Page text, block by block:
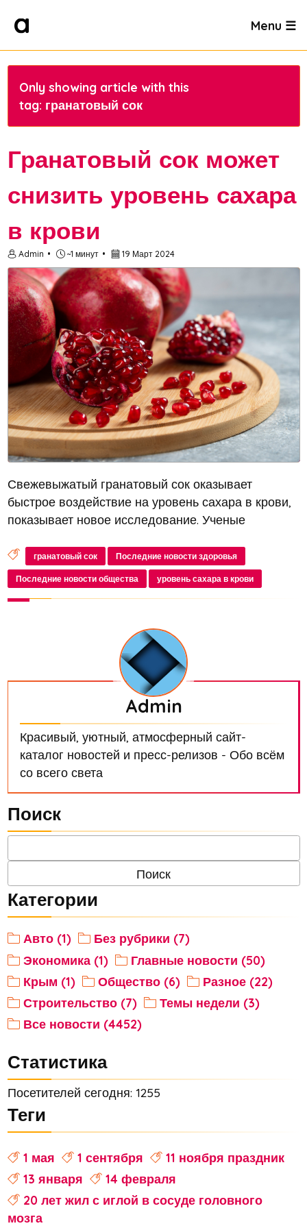
Menu ☰
Only showing article with this
tag: гранатовый сок
Гранатовый сок может
снизить уровень сахара
в крови
Admin ~1 минут 19 Март 2024
Свежевыжатый гранатовый сок оказывает
быстрое воздействие на уровень сахара в крови,
показывает новое исследование. Ученые
регулировать метаболизм глюкозы, что
способствует снижению уровня сахара уже через
15...
гранатовый сок Последние новости здоровья
Последние новости общества уровень сахара в крови
Admin
Красивый, уютный, атмосферный сайт-
каталог новостей и пресс-релизов - Обо всём
со всего света
Поиск
Категории
Авто (1)
Без рубрики (7)
Экономика (1)
Главные новости (50)
Крым (1)
Общество (6)
Разное (22)
Строительство (7)
Темы недели (3)
Все новости (4452)
Статистика
Посетителей сегодня: 1255
Теги
1 мая 1 сентября
11 ноября праздник
13 января
14 февраля
20 лет жил с иглой в сосуде головного
мозга